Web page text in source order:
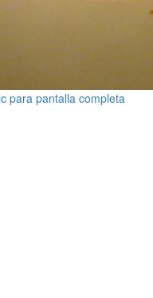
para pantalla completa